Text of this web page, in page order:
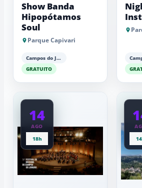
Show Banda
Hipopótamos
Soul
Parque Capivari
Campos do Jordão
GRATUITO
14
AGO
18h